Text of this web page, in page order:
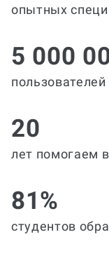
опытных
5 000
20
лет помогаем
81%
студентов